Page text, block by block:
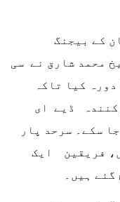
کے بیجنگ
محمد شارق نے سی
کیا تاکہ
کنندہ ڈیے ای
سکے۔ سرحد پار
فریقین ایک
ہیں۔